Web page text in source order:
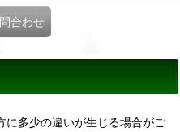
合わせ
に多少の違いが生じる場合がご